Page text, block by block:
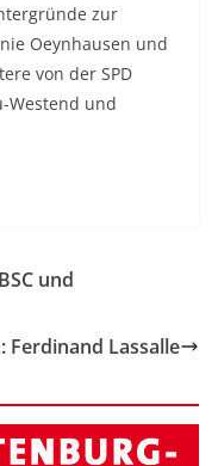
zur
Oeynhausen und
von der SPD
Westend und
und
Ferdinand Lassalle